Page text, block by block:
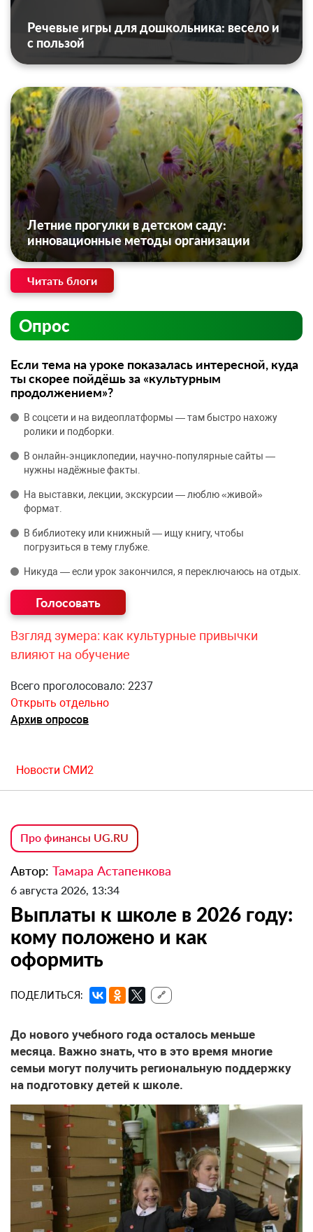
Речевые игры для дошкольника: весело и
с пользой
Летние прогулки в детском саду:
инновационные методы организации
Читать блоги
Опрос
Если тема на уроке показалась интересной, куда
ты скорее пойдёшь за «культурным
продолжением»?
В соцсети и на видеоплатформы — там быстро нахожу
ролики и подборки.
В онлайн‑энциклопедии, научно‑популярные сайты —
нужны надёжные факты.
На выставки, лекции, экскурсии — люблю «живой»
формат.
В библиотеку или книжный — ищу книгу, чтобы
погрузиться в тему глубже.
Никуда — если урок закончился, я переключаюсь на отдых.
Взгляд зумера: как культурные привычки
влияют на обучение
Всего проголосовало: 2237
Открыть отдельно
Архив опросов
Новости СМИ2
Про финансы UG.RU
Автор: Тамара Астапенкова
6 августа 2026, 13:34
Выплаты к школе в 2026 году:
кому положено и как
оформить
ПОДЕЛИТЬСЯ: 🔗
До нового учебного года осталось меньше
месяца. Важно знать, что в это время многие
семьи могут получить региональную поддержку
на подготовку детей к школе.